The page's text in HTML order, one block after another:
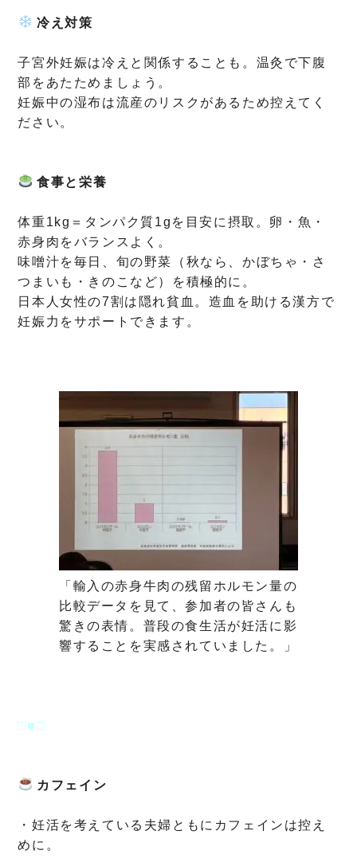
冷え対策
子宮外妊娠は冷えと関係することも。温灸で下腹
部をあたためましょう。
妊娠中の湿布は流産のリスクがあるため控えてく
ださい。
食事と栄養
体重1kg＝タンパク質1gを目安に摂取。卵・魚・
赤身肉をバランスよく。
味噌汁を毎日、旬の野菜（秋なら、かぼちゃ・さ
つまいも・きのこなど）を積極的に。
日本人女性の7割は隠れ貧血。造血を助ける漢方で
妊娠力をサポートできます。
「輸入の赤身牛肉の残留ホルモン量の
比較データを見て、参加者の皆さんも
驚きの表情。普段の食生活が妊活に影
響することを実感されていました。」
□■□
カフェイン
・妊活を考えている夫婦ともにカフェインは控え
めに。